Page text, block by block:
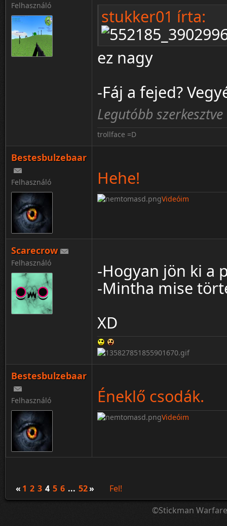
Felhasználó
stukker01 írta:
ez nagy
-Fáj a fejed?
Legutóbb
trollface =D
Bestesbulzebaar
Felhasználó Hehe!
Videóim
Scarecrow
Felhasználó
-Hogyan jön ki a
-Mintha mise
XD
Bestesbulzebaar
Felhasználó Éneklő csodák.
Videóim
« 1 2 3 4 5 6 ... 52»
Fel!
©Stickman Warfare